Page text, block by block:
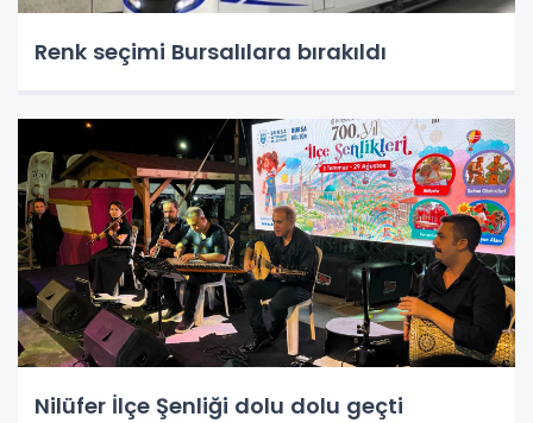
Renk seçimi Bursalılara bırakıldı
Nilüfer İlçe Şenliği dolu dolu geçti